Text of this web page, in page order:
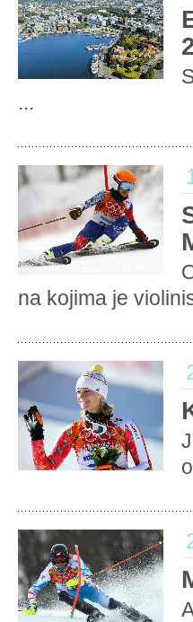
...
na kojima je